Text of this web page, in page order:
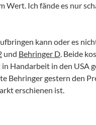
Wert. Ich fände es nur
kann oder es
und Behringer D. Beide
Handarbeit in den USA
Behringer gestern den
erschienen ist.